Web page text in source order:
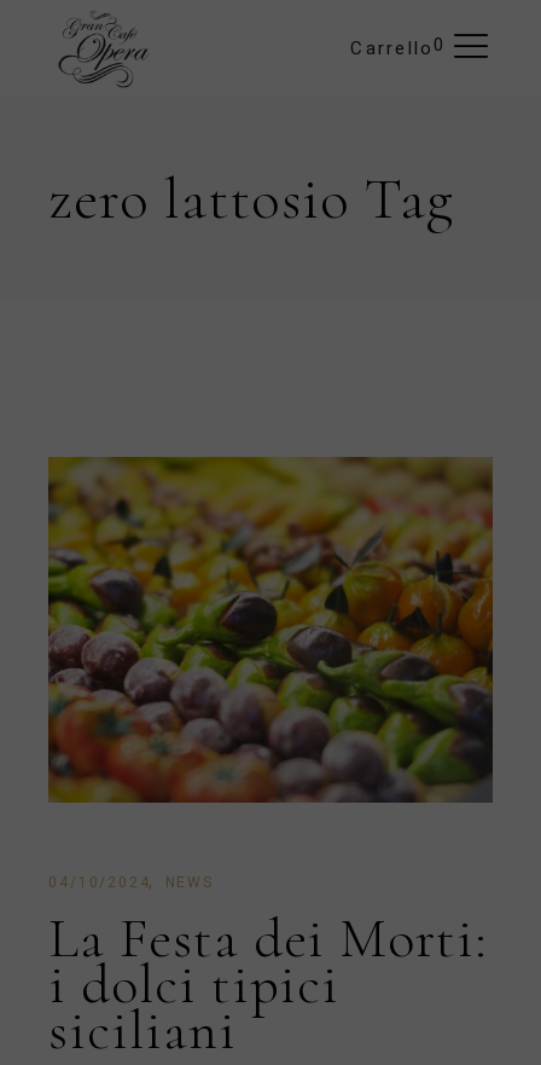
content
Carrello0
zero lattosio Tag
04/10/2024 NEWS
La Festa dei Morti:
i dolci tipici
siciliani